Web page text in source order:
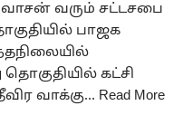
வரும் சட்டசபை
பாஜக
கட்சி
வாக்கு… Read More